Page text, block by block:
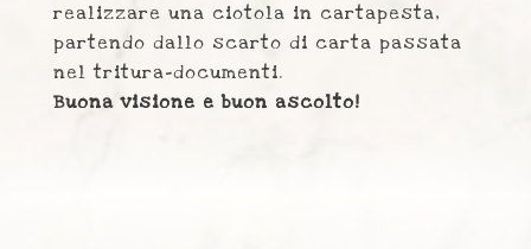
realizzare una ciotola in cartapesta,
partendo dallo scarto di carta passata
nel tritura-documenti.
Buona visione e buon ascolto!